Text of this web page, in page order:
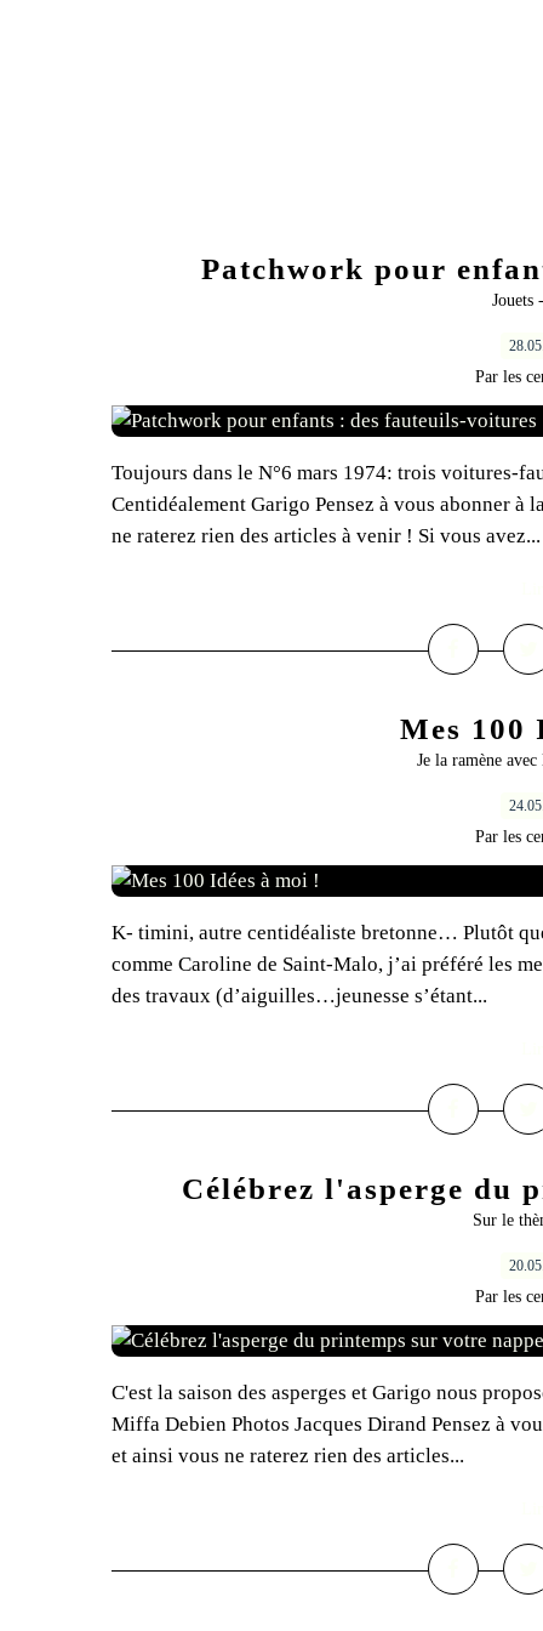
Patchwork pour
Jouets
Par les
Toujours dans le N°6 mars 1974: trois voitures-
Centidéalement Garigo Pensez à vous abonner
ne raterez rien des articles à venir ! Si vous avez...
Mes 100
Je la ramène
Par les
K- timini, autre centidéaliste bretonne… Plutôt
comme Caroline de Saint-Malo, j’ai préféré les
des travaux (d’aiguilles…jeunesse s’étant...
Célébrez l'asperge du
Sur le
Par les
C'est la saison des asperges et Garigo nous
Miffa Debien Photos Jacques Dirand Pensez à
et ainsi vous ne raterez rien des articles...